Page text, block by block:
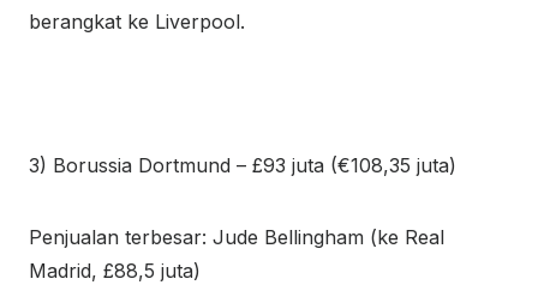
berangkat ke Liverpool.
3) Borussia Dortmund – £93 juta (€108,35 juta)
Penjualan terbesar: Jude Bellingham (ke Real
Madrid, £88,5 juta)